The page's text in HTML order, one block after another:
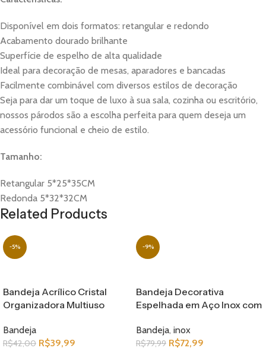
Disponível em dois formatos: retangular e redondo
Acabamento dourado brilhante
Superfície de espelho de alta qualidade
Ideal para decoração de mesas, aparadores e bancadas
Facilmente combinável com diversos estilos de decoração
Seja para dar um toque de luxo à sua sala, cozinha ou escritório,
nossos párodos são a escolha perfeita para quem deseja um
acessório funcional e cheio de estilo.
Tamanho:
Retangular 5*25*35CM
Redonda 5*32*32CM
Related Products
-5%
Bandeja Acrílico Cristal
Organizadora Multiuso
Bandeja
R$42,00 R$39,99
-9%
Bandeja Decorativa
Espelhada em Aço Inox com
26CM
Bandeja, inox
R$79,99 R$72,99